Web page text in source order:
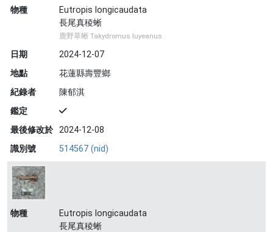
物種
Eutropis longicaudata
長尾真稜蜥
鹿野草蜥 Takydromus luyeanus
日期
2024-12-07
地點
花蓮縣壽豐鄉
紀錄者
陳郁淇
鑑定
最後修改於 2024-12-08
識別號
514567 (nid)
物種
Eutropis longicaudata
長尾真稜蜥